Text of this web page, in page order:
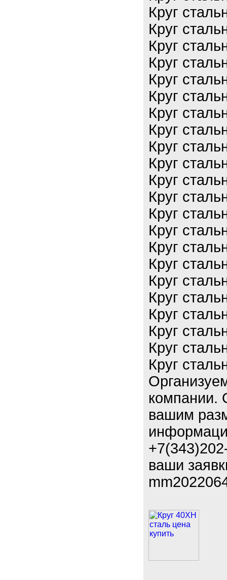
Круг
Круг
Круг
Круг
Круг
Круг
Круг
Круг
Круг
Круг
Круг
Круг
Круг
Круг
Круг
Круг
Круг
Круг
Круг
Круг
Круг
Круг
компании.
вашим
ваши